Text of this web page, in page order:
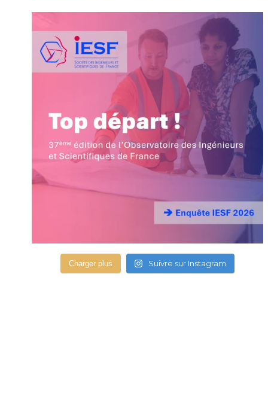
Charger plus Suivre sur Instagram